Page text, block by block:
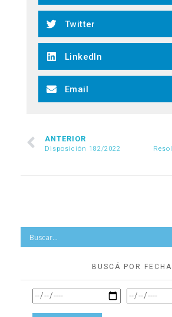
Twitter
LinkedIn
Email
ANTERIOR
Disposición 182/2022
BUSCÁ POR FECHA